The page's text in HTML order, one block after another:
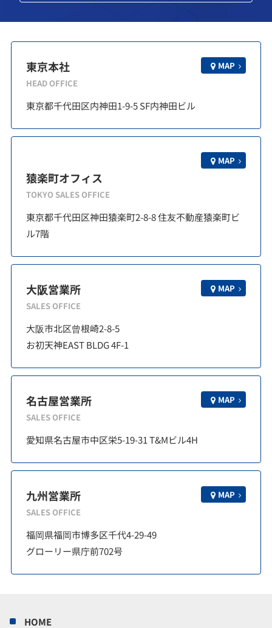
東京本社
HEAD OFFICE
MAP
東京都千代田区内神田1-9-5 SF内神田ビル
猿楽町オフィス
TOKYO SALES OFFICE
MAP
東京都千代田区神田猿楽町2-8-8 住友不動産猿楽町ビ
ル7階
大阪営業所
SALES OFFICE
MAP
大阪市北区曾根崎2-8-5
お初天神EAST BLDG 4F-1
名古屋営業所
SALES OFFICE
MAP
愛知県名古屋市中区栄5-19-31 T&Mビル4H
九州営業所
SALES OFFICE
MAP
福岡県福岡市博多区千代4-29-49
グローリー県庁前702号
HOME